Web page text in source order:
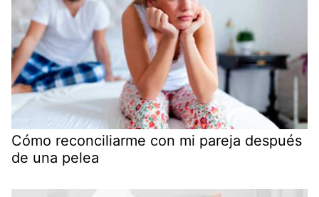
Cómo reconciliarme con mi pareja después
de una pelea